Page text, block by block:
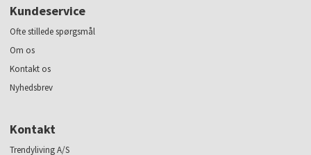
Kundeservice
Ofte stillede spørgsmål
Om os
Kontakt os
Nyhedsbrev
Kontakt
Trendyliving A/S